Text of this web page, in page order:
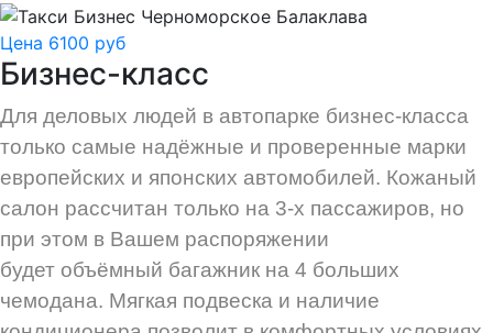
Цена 6100 руб
Бизнес-класс
Для деловых людей в автопарке бизнес-класса
только самые надёжные и проверенные марки
европейских и японских автомобилей. Кожаный
салон рассчитан только на 3-х пассажиров, но
при этом в Вашем распоряжении
будет объёмный багажник на 4 больших
чемодана. Мягкая подвеска и наличие